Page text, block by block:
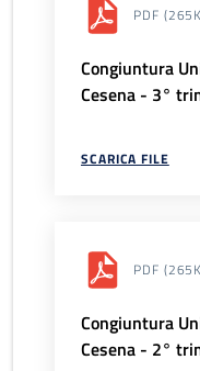
PDF
Congiuntura
Cesena - 3°
SCARICA FILE
PDF
Congiuntura
Cesena - 2°